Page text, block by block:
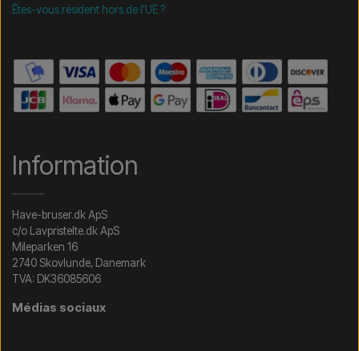
Êtes-vous résident hors de l'UE ?
Information
Have-bruser.dk ApS
c/o Lavpristelte.dk ApS
Mileparken 16
2740 Skovlunde, Danemark
TVA: DK36085606
Médias sociaux